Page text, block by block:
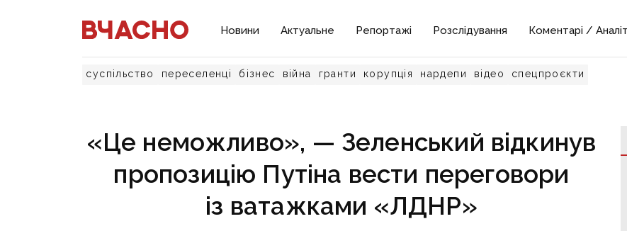
Новини Актуальне Репортажі Розслідування Коментарі /
суспільство переселенці бізнес війна гранти корупція нардепи відео спецпроєкти
«Це неможливо», — Зеленський відкинув
пропозицію Путіна вести переговори
із ватажками «ЛДНР»